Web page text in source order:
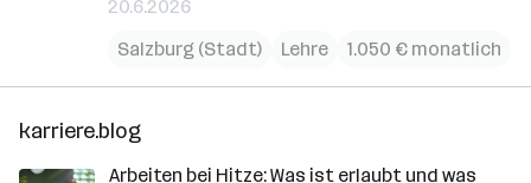
20.6.2026
Salzburg (Stadt)
Lehre 1.050 € monatlich
karriere.blog
Arbeiten bei Hitze: Was ist erlaubt und was